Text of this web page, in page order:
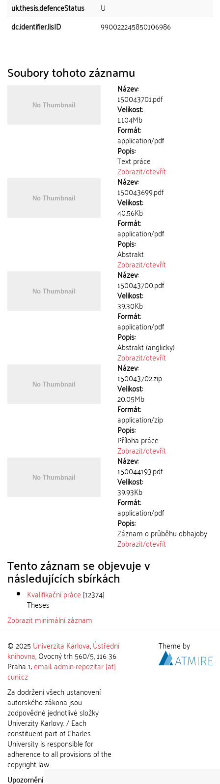
uk.thesis.defenceStatus
U
dc.identifier.lisID
990022245850106986
Soubory tohoto záznamu
Název:
150043701.pdf
Velikost:
1.104Mb
Formát:
application/pdf
Popis:
Text práce
Zobrazit/otevřít
Název:
150043699.pdf
Velikost:
40.56Kb
Formát:
application/pdf
Popis:
Abstrakt
Zobrazit/otevřít
Název:
150043700.pdf
Velikost:
39.30Kb
Formát:
application/pdf
Popis:
Abstrakt (anglicky)
Zobrazit/otevřít
Název:
150043702.zip
Velikost:
20.05Mb
Formát:
application/zip
Popis:
Příloha práce
Zobrazit/otevřít
Název:
150044193.pdf
Velikost:
39.93Kb
Formát:
application/pdf
Popis:
Záznam o průběhu obhajoby
Zobrazit/otevřít
Tento záznam se objevuje v
následujících sbírkách
Kvalifikační práce [12374]
Theses
Zobrazit minimální záznam
© 2025 Univerzita Karlova,Ústřední
knihovna, Ovocný trh 560/5, 116 36
Praha 1;email: admin-repozitar [at]
cuni.cz
Za dodržení všech ustanovení
autorského zákona jsou
zodpovědné jednotlivé složky
Univerzity Karlovy. / Each
constituent part of Charles
University is responsible for
adherence to all provisions of the
copyright law.
Upozornění / Notice:
Theme by